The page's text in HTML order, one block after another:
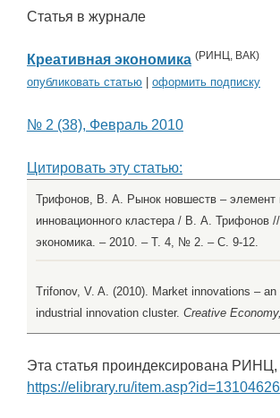
Статья в журнале
Креативная экономика (РИНЦ, ВАК)
опубликовать статью оформить подписку
№ 2 (38), Февраль 2010
Цитировать эту статью:
Трифонов, В. А. Рынок новшеств –
инновационного кластера / В. А. Трифонов
экономика. – 2010. – Т. 4, № 2. – С. 9-12.
Trifonov, V. A. (2010). Market innovations –
industrial innovation cluster. Creative
Эта статья проиндексирована РИНЦ,
https://elibrary.ru/item.asp?id=13104626